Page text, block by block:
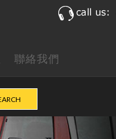
聯絡我們